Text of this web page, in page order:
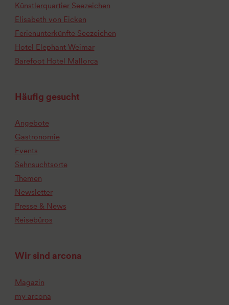
Künstlerquartier Seezeichen
Elisabeth von Eicken
Ferienunterkünfte Seezeichen
Hotel Elephant Weimar
Barefoot Hotel Mallorca
Häufig gesucht
Angebote
Gastronomie
Events
Sehnsuchtsorte
Themen
Newsletter
Presse & News
Reisebüros
Wir sind arcona
Magazin
my arcona